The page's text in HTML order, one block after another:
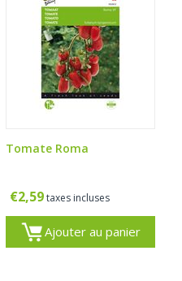
Tomate Roma
€2,59 taxes incluses
Ajouter au panier